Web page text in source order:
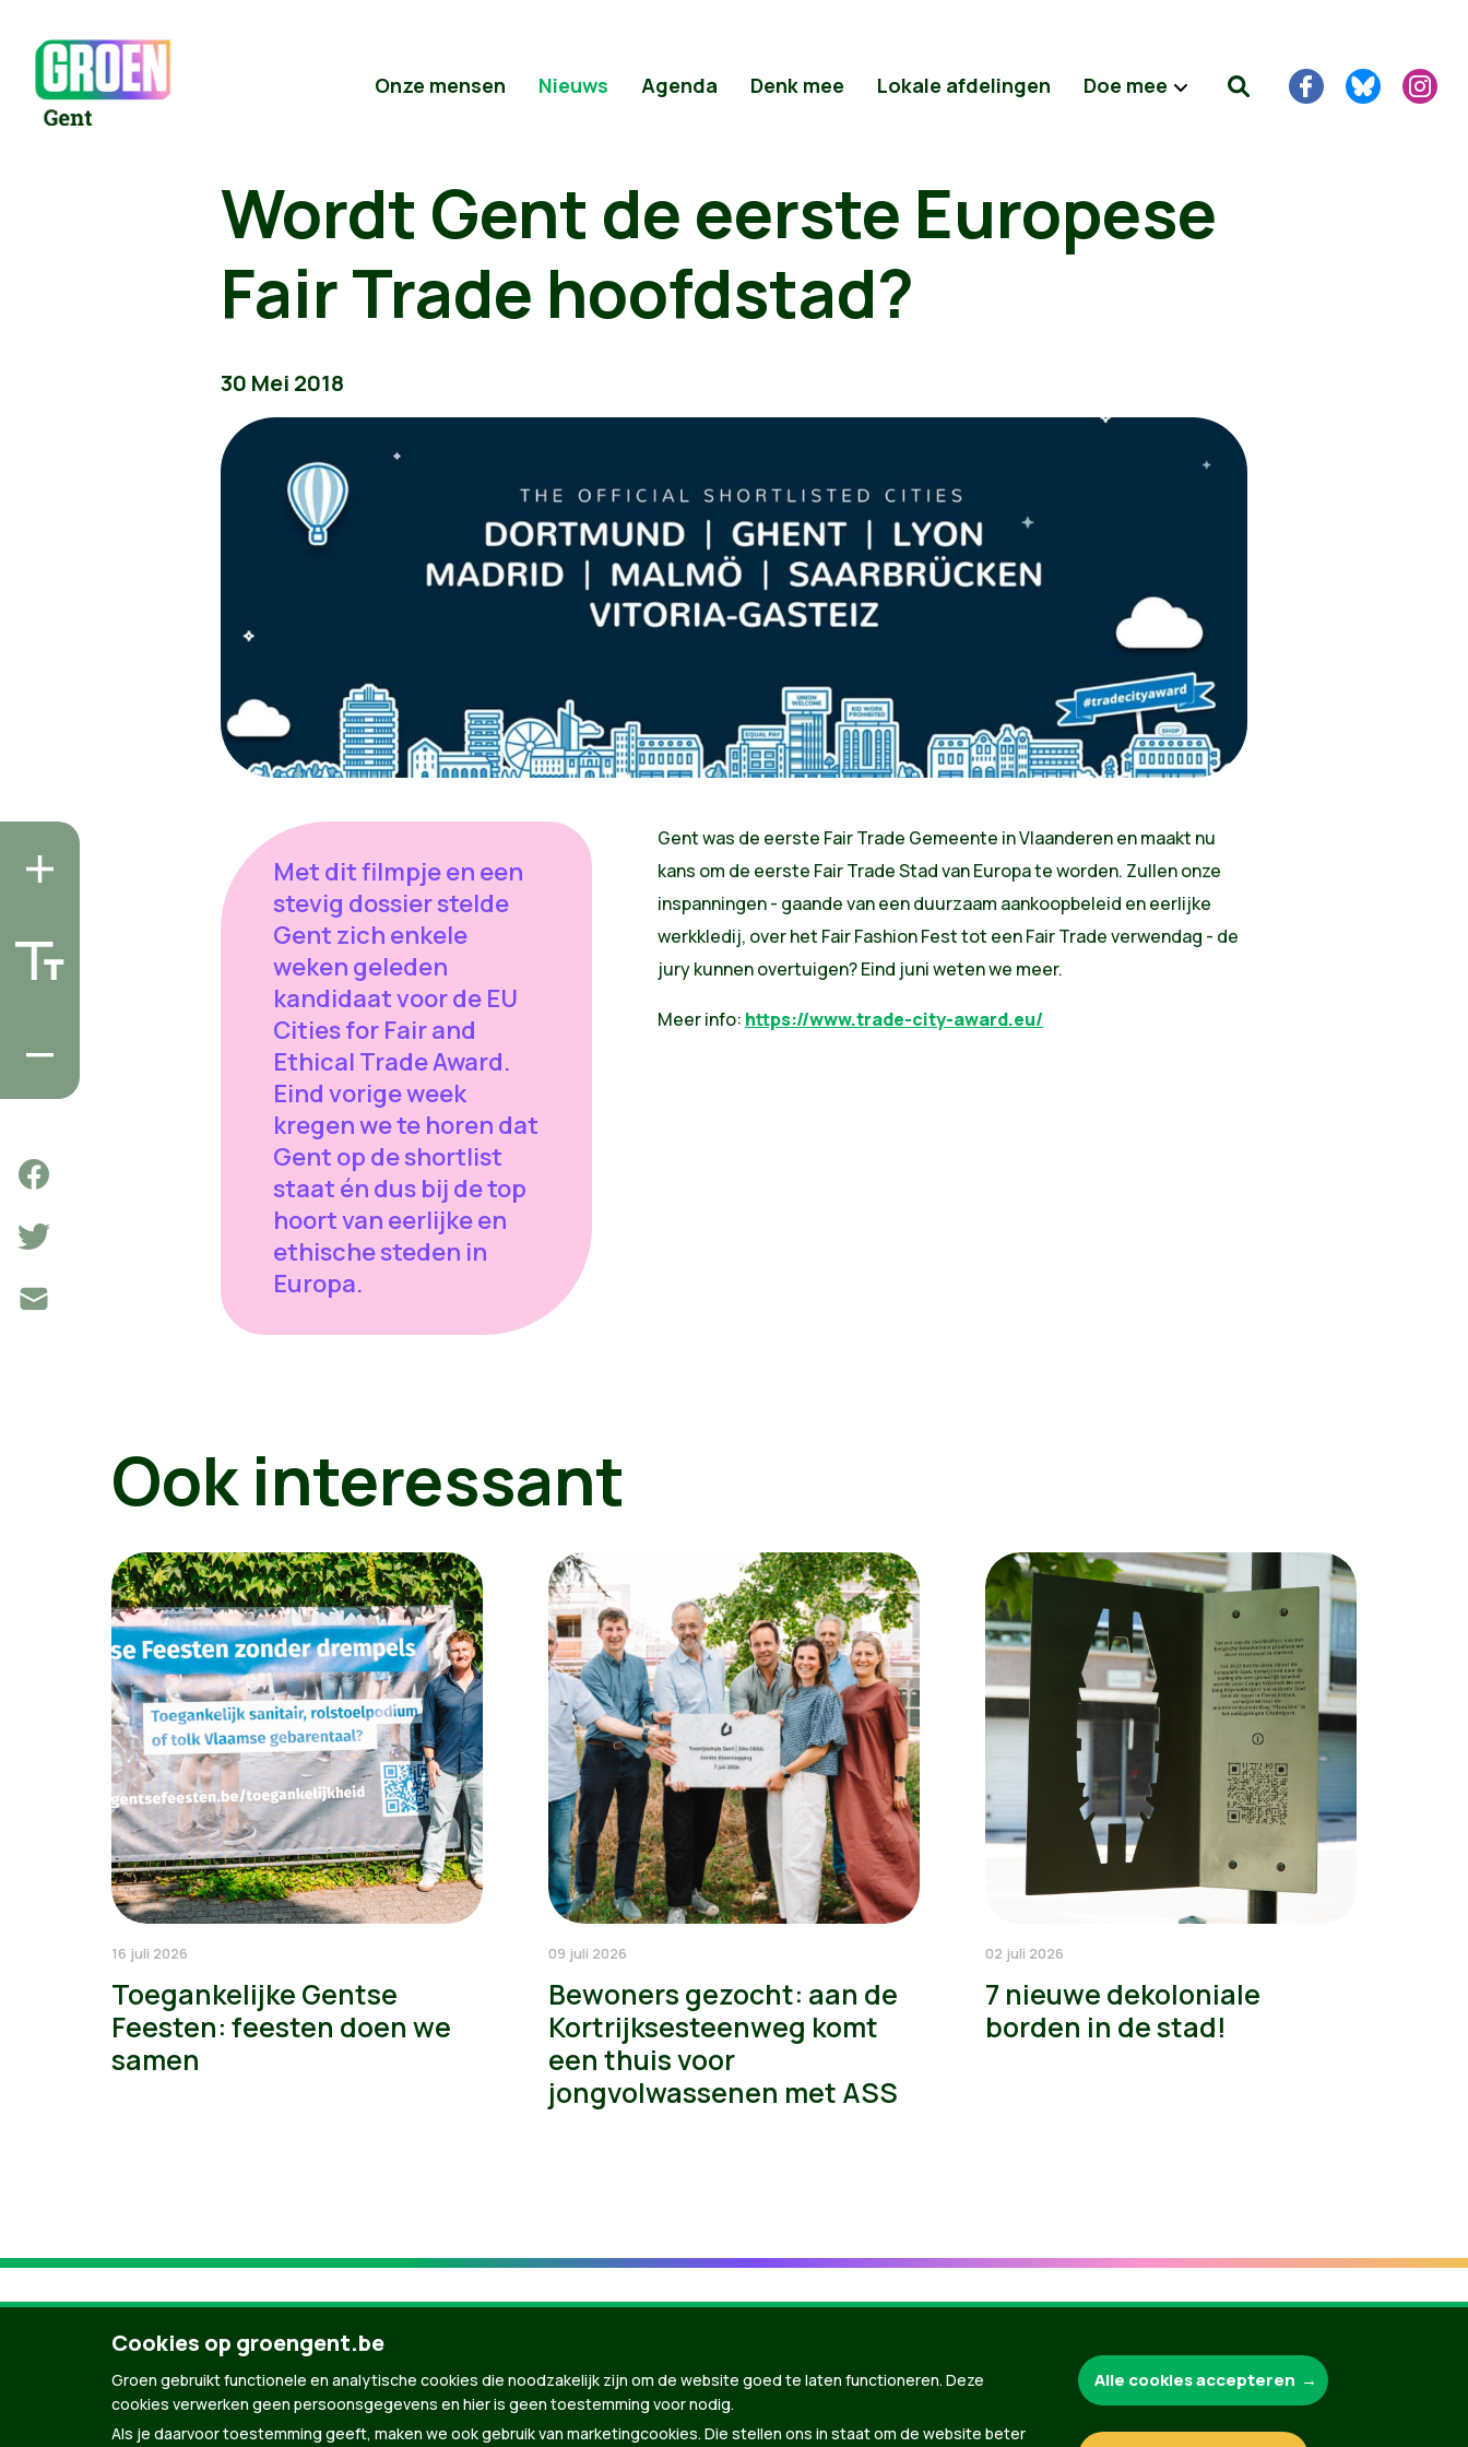
Onze mensen Nieuws Agenda Denk mee Lokale afdelingen Doe mee
Wordt Gent de eerste Europese
Fair Trade hoofdstad?
30 Mei 2018
Met dit filmpje en een
stevig dossier stelde
Gent zich enkele
weken geleden
kandidaat voor de EU
Cities for Fair and
Ethical Trade Award.
Eind vorige week
kregen we te horen dat
Gent op de shortlist
staat én dus bij de top
hoort van eerlijke en
ethische steden in
Europa.
Gent was de eerste Fair Trade Gemeente in Vlaanderen en maakt nu
kans om de eerste Fair Trade Stad van Europa te worden. Zullen onze
inspanningen - gaande van een duurzaam aankoopbeleid en eerlijke
werkkledij, over het Fair Fashion Fest tot een Fair Trade verwendag - de
jury kunnen overtuigen? Eind juni weten we meer.
Meer info: https://www.trade-city-award.eu/
Ook interessant
16 juli 2026
Toegankelijke Gentse
Feesten: feesten doen we
samen
09 juli 2026
Bewoners gezocht: aan de
Kortrijksesteenweg komt
een thuis voor
jongvolwassenen met ASS
02 juli 2026
7 nieuwe dekoloniale
borden in de stad!
Groen.be
Cookies op groengent.be
Groen gebruikt functionele en analytische cookies die noodzakelijk zijn om de website goed te laten functioneren. Deze
cookies verwerken geen persoonsgegevens en hier is geen toestemming voor nodig.
Als je daarvoor toestemming geeft, maken we ook gebruik van marketingcookies. Die stellen ons in staat om de website beter
Alle cookies accepteren